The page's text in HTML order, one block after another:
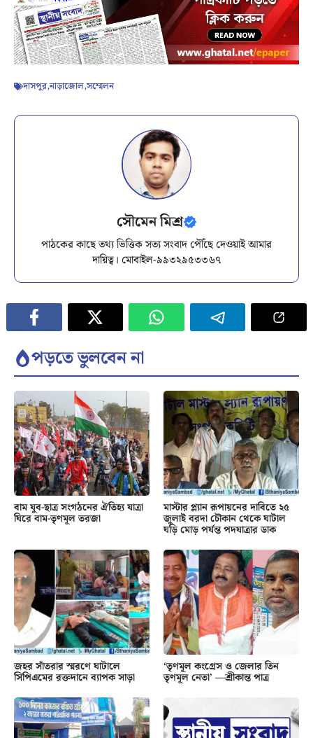
দাসপুর,নাড়াজোল,সম্মেলন
সৌমেন মিশ্র
পাঠকের কাছে তথ্য ভিত্তিক সত্য সংবাদ পৌঁছে দেওয়াই আমার
দায়িত্ব। মোবাইল-৯৯৩২৯৫৩৩৬৭
পড়তে ভুলবেন না
বাম যুব-ছাত্র সংগঠনের ঐতিহ্য যাত্রা
ঘিরে বাম-তৃণমূল তরজা
মাস্টার প্ল্যান রূপায়নের দাবিতে ২৫
জুলাই বরদা চৌকান থেকে ঘাটাল
ঘড়ি মোড় পর্যন্ত পদযাত্রার ডাক
জহর সাঁতরার স্মরণে ঘাটালে
সিপিএমের রক্তদানে ব্যাপক সাড়া
‘তৃণমূল কংগ্রেস ও জেলার তিন
তৃণমূল নেতা’ —শ্রীকান্ত পাত্র